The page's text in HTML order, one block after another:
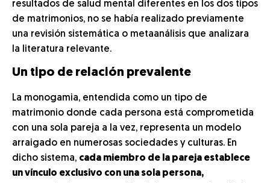
resultados de salud mental diferentes en los dos tipos
de matrimonios, no se había realizado previamente
una revisión sistemática o metaanálisis que analizara
la literatura relevante.
Un tipo de relación prevalente
La monogamia, entendida como un tipo de
matrimonio donde cada persona está comprometida
con una sola pareja a la vez, representa un modelo
arraigado en numerosas sociedades y culturas. En
dicho sistema, cada miembro de la pareja establece
un vínculo exclusivo con una sola persona,